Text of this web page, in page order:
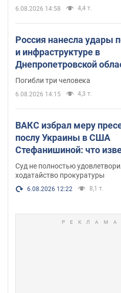
6.08.2026 14:58 4,4 т.
Россия нанесла удары
и инфраструктуре в
Днепропетровской
погибшие и раненые.
Погибли три человека
6.08.2026 14:15 4,3 т.
ВАКС избрал меру
послу Украины в США
Стефанишиной: что
деле
Суд не полностью
ходатайство прокуратуры
6.08.2026 12:22 8,1 т.